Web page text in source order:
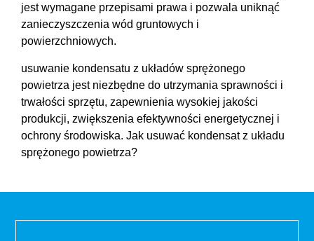
jest wymagane przepisami prawa i pozwala uniknąć
zanieczyszczenia wód gruntowych i
powierzchniowych.
usuwanie kondensatu z układów sprężonego
powietrza jest niezbędne do utrzymania sprawności i
trwałości sprzętu, zapewnienia wysokiej jakości
produkcji, zwiększenia efektywności energetycznej i
ochrony środowiska. Jak usuwać kondensat z układu
sprężonego powietrza?